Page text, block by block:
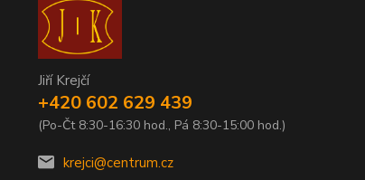
Jiří Krejčí
+420 602 629 439
(Po-Čt 8:30-16:30 hod., Pá 8:30-15:00 hod.)
krejci@centrum.cz